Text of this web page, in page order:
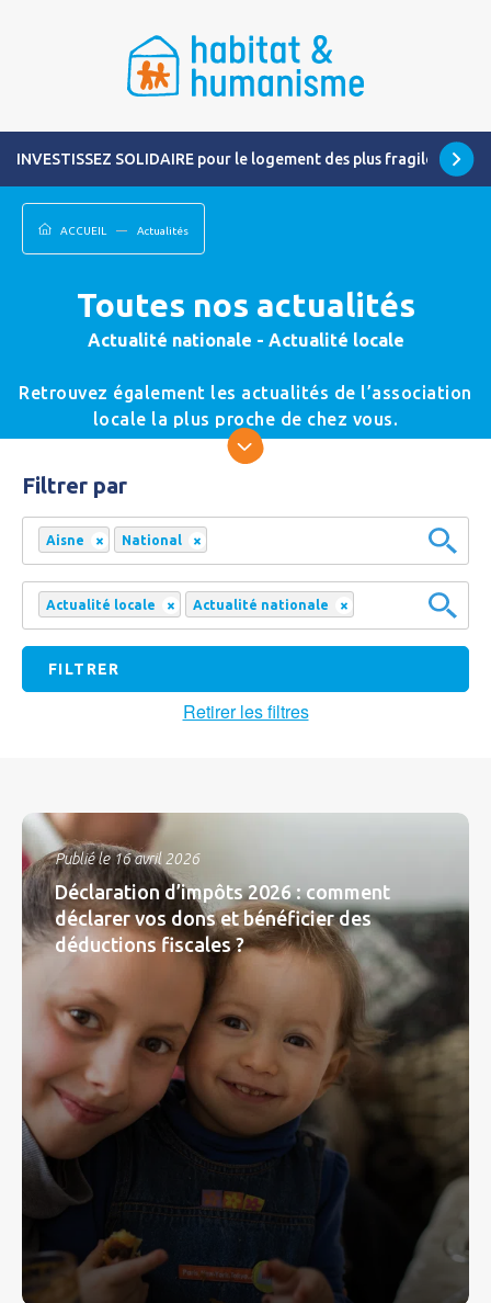
INVESTISSEZ SOLIDAIRE pour le logement des plus fragiles
ACCUEIL Actualités
Toutes nos actualités
Actualité nationale - Actualité locale
Retrouvez également les actualités de l’association
locale la plus proche de chez vous.
Filtrer par
×
Aisne ×
National
×
Actualité locale ×
Actualité nationale
Retirer les filtres
Publié le 16 avril 2026
Déclaration d’impôts 2026 : comment
déclarer vos dons et bénéficier des
déductions fiscales ?